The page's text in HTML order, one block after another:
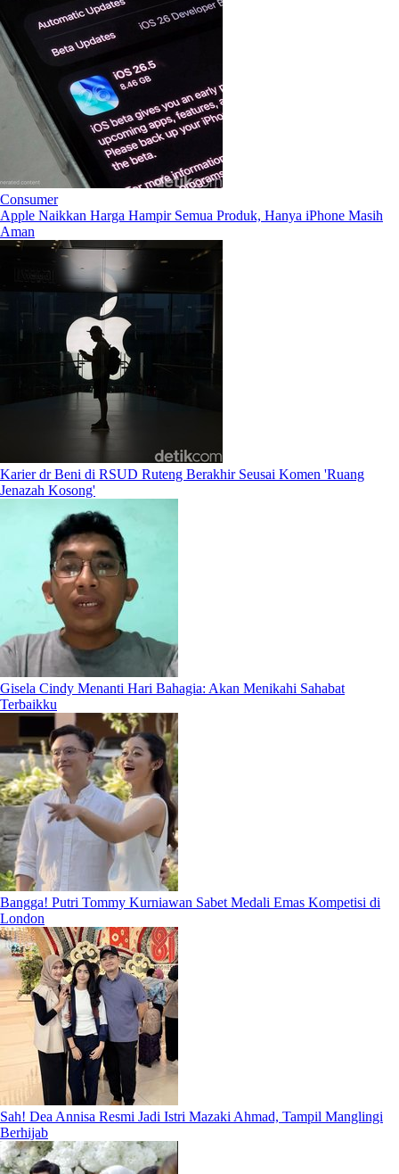
Consumer
Apple Naikkan Harga Hampir Semua Produk, Hanya iPhone Masih
Aman
Karier dr Beni di RSUD Ruteng Berakhir Seusai Komen 'Ruang
Jenazah Kosong'
Gisela Cindy Menanti Hari Bahagia: Akan Menikahi Sahabat
Terbaikku
Bangga! Putri Tommy Kurniawan Sabet Medali Emas Kompetisi di
London
Sah! Dea Annisa Resmi Jadi Istri Mazaki Ahmad, Tampil Manglingi
Berhijab